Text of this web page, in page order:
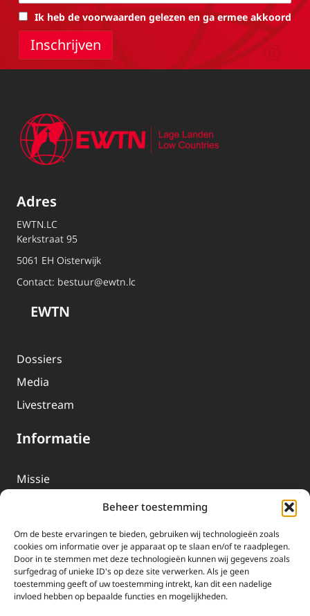
Beheer toestemming
Om de beste ervaringen te bieden, gebruiken wij technologieën zoals
cookies om informatie over je apparaat op te slaan en/of te raadplegen.
Door in te stemmen met deze technologieën kunnen wij gegevens zoals
surfgedrag of unieke ID's op deze site verwerken. Als je geen
toestemming geeft of uw toestemming intrekt, kan dit een nadelige
invloed hebben op bepaalde functies en mogelijkheden.
Ik heb de voorwaarden gelezen en ga ermee akkoord
Adres
EWTN.LC
Kerkstraat 95
5061 EH Oisterwijk
Contact: bestuur@ewtn.lc
EWTN
Dossiers
Media
Livestream
Informatie
Missie
EWTN-Team
Organisatiegegevens
Doneren